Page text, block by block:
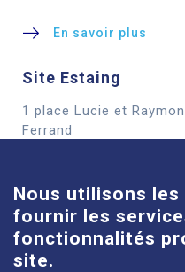
En savoir plus
Site Estaing
1 place Lucie et
Ferrand
Site Louise-Michel
61 route de Châteaugay,
Nous utilisons
fournir les
fonctionnalités
site.